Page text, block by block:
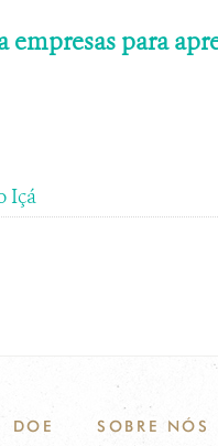
para
Içá
DOE SOBRE NÓS